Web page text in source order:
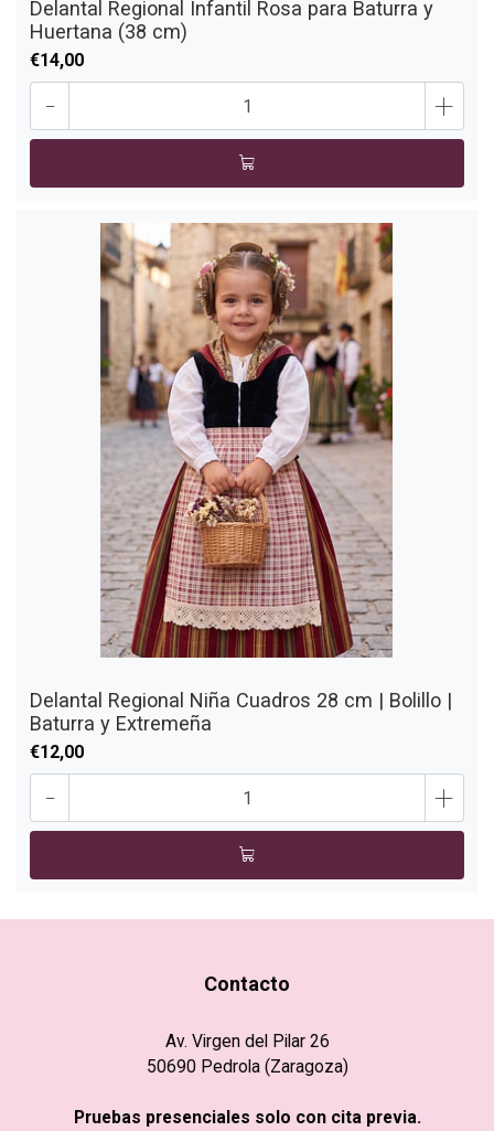
Delantal Regional Infantil Rosa para Baturra y
Huertana (38 cm)
€14,00
- +
Delantal Regional Niña Cuadros 28 cm | Bolillo |
Baturra y Extremeña
€12,00
- +
Contacto
Av. Virgen del Pilar 26
50690 Pedrola (Zaragoza)
Pruebas presenciales solo con cita previa.